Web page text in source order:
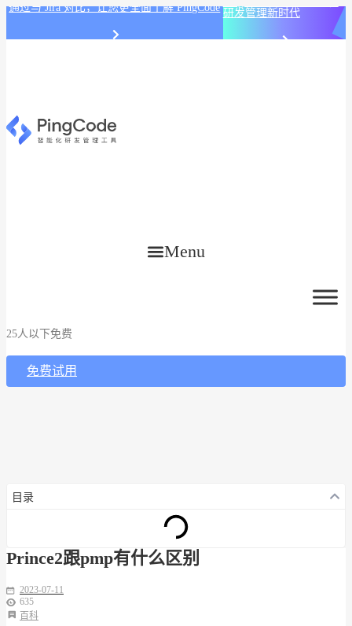
通过与 Jira 对比，让您更全面了解 PingCode 研发管理新时代
Menu
25人以下免费
免费试用
目录
Prince2跟pmp有什么区别
2023-07-11
635
百科